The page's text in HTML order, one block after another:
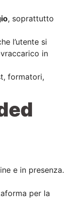
, soprattutto
l’utente si
in
formatori,
e in presenza.
per la